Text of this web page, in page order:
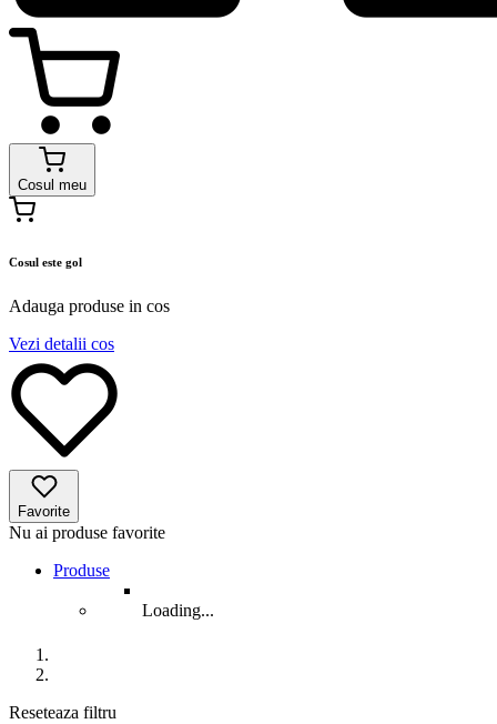
Cosul meu
Cosul este gol
Adauga produse in cos
Vezi detalii cos
Favorite
Nu ai produse favorite
Produse
Loading...
Reseteaza filtru